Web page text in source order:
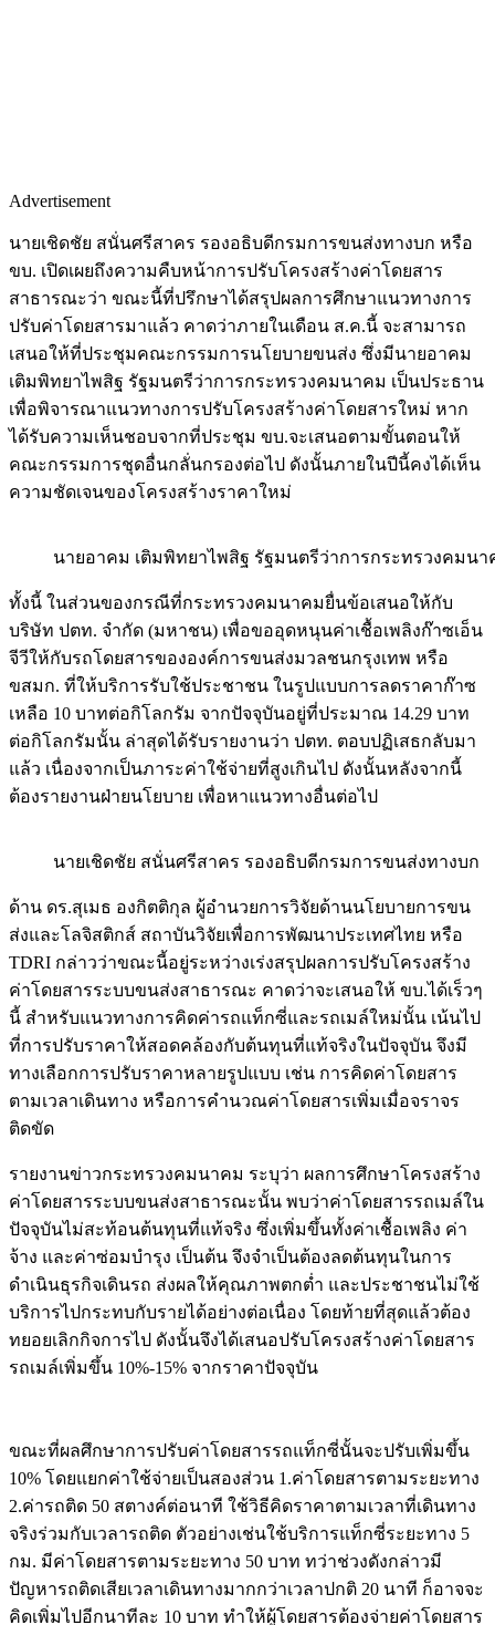
Advertisement
นายเชิดชัย สนั่นศรีสาคร รองอธิบดีกรมการขนส่งทางบก หรือ
ขบ. เปิดเผยถึงความคืบหน้าการปรับโครงสร้างค่าโดยสาร
สาธารณะว่า ขณะนี้ที่ปรึกษาได้สรุปผลการศึกษาแนวทางการ
ปรับค่าโดยสารมาแล้ว คาดว่าภายในเดือน ส.ค.นี้ จะสามารถ
เสนอให้ที่ประชุมคณะกรรมการนโยบายขนส่ง ซึ่งมีนายอาคม
เติมพิทยาไพสิฐ รัฐมนตรีว่าการกระทรวงคมนาคม เป็นประธาน
เพื่อพิจารณาแนวทางการปรับโครงสร้างค่าโดยสารใหม่ หาก
ได้รับความเห็นชอบจากที่ประชุม ขบ.จะเสนอตามขั้นตอนให้
คณะกรรมการชุดอื่นกลั่นกรองต่อไป ดังนั้นภายในปีนี้คงได้เห็น
ความชัดเจนของโครงสร้างราคาใหม่
นายอาคม เติมพิทยาไพสิฐ รัฐมนตรีว่าการกระทรวงคมนา
ทั้งนี้ ในส่วนของกรณีที่กระทรวงคมนาคมยื่นข้อเสนอให้กับ
บริษัท ปตท. จำกัด (มหาชน) เพื่อขออุดหนุนค่าเชื้อเพลิงก๊าซเอ็น
จีวีให้กับรถโดยสารขององค์การขนส่งมวลชนกรุงเทพ หรือ
ขสมก. ที่ให้บริการรับใช้ประชาชน ในรูปแบบการลดราคาก๊าซ
เหลือ 10 บาทต่อกิโลกรัม จากปัจจุบันอยู่ที่ประมาณ 14.29 บาท
ต่อกิโลกรัมนั้น ล่าสุดได้รับรายงานว่า ปตท. ตอบปฏิเสธกลับมา
แล้ว เนื่องจากเป็นภาระค่าใช้จ่ายที่สูงเกินไป ดังนั้นหลังจากนี้
ต้องรายงานฝ่ายนโยบาย เพื่อหาแนวทางอื่นต่อไป
นายเชิดชัย สนั่นศรีสาคร รองอธิบดีกรมการขนส่งทางบก
ด้าน ดร.สุเมธ องกิตติกุล ผู้อำนวยการวิจัยด้านนโยบายการขน
ส่งและโลจิสติกส์ สถาบันวิจัยเพื่อการพัฒนาประเทศไทย หรือ
TDRI กล่าวว่าขณะนี้อยู่ระหว่างเร่งสรุปผลการปรับโครงสร้าง
ค่าโดยสารระบบขนส่งสาธารณะ คาดว่าจะเสนอให้ ขบ.ได้เร็วๆ
นี้ สำหรับแนวทางการคิดค่ารถแท็กซี่และรถเมล์ใหม่นั้น เน้นไป
ที่การปรับราคาให้สอดคล้องกับต้นทุนที่แท้จริงในปัจจุบัน จึงมี
ทางเลือกการปรับราคาหลายรูปแบบ เช่น การคิดค่าโดยสาร
ตามเวลาเดินทาง หรือการคำนวณค่าโดยสารเพิ่มเมื่อจราจร
ติดขัด
รายงานข่าวกระทรวงคมนาคม ระบุว่า ผลการศึกษาโครงสร้าง
ค่าโดยสารระบบขนส่งสาธารณะนั้น พบว่าค่าโดยสารรถเมล์ใน
ปัจจุบันไม่สะท้อนต้นทุนที่แท้จริง ซึ่งเพิ่มขึ้นทั้งค่าเชื้อเพลิง ค่า
จ้าง และค่าซ่อมบำรุง เป็นต้น จึงจำเป็นต้องลดต้นทุนในการ
ดำเนินธุรกิจเดินรถ ส่งผลให้คุณภาพตกต่ำ และประชาชนไม่ใช้
บริการไปกระทบกับรายได้อย่างต่อเนื่อง โดยท้ายที่สุดแล้วต้อง
ทยอยเลิกกิจการไป ดังนั้นจึงได้เสนอปรับโครงสร้างค่าโดยสาร
รถเมล์เพิ่มขึ้น 10%-15% จากราคาปัจจุบัน
ขณะที่ผลศึกษาการปรับค่าโดยสารรถแท็กซี่นั้นจะปรับเพิ่มขึ้น
10% โดยแยกค่าใช้จ่ายเป็นสองส่วน 1.ค่าโดยสารตามระยะทาง
2.ค่ารถติด 50 สตางค์ต่อนาที ใช้วิธีคิดราคาตามเวลาที่เดินทาง
จริงร่วมกับเวลารถติด ตัวอย่างเช่นใช้บริการแท็กซี่ระยะทาง 5
กม. มีค่าโดยสารตามระยะทาง 50 บาท ทว่าช่วงดังกล่าวมี
ปัญหารถติดเสียเวลาเดินทางมากกว่าเวลาปกติ 20 นาที ก็อาจจะ
คิดเพิ่มไปอีกนาทีละ 10 บาท ทำให้ผู้โดยสารต้องจ่ายค่าโดยสาร